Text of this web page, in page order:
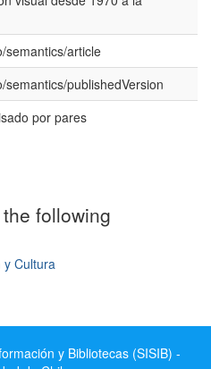
semantics/article
semantics/publishedVersion
por pares
following
y Cultura
y Bibliotecas (SISIB) -